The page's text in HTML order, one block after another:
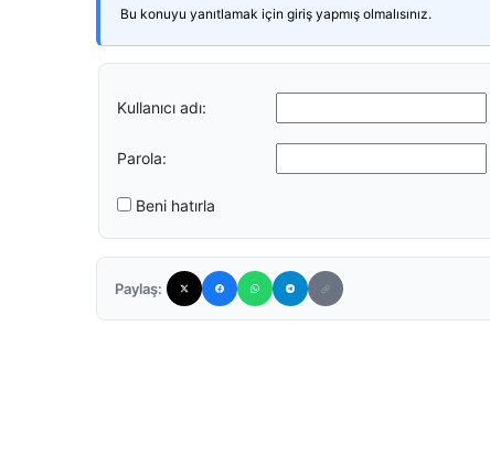
Bu konuyu yanıtlamak için giriş yapmış olmalısınız.
Kullanıcı adı:
Parola:
Beni hatırla
Paylaş: